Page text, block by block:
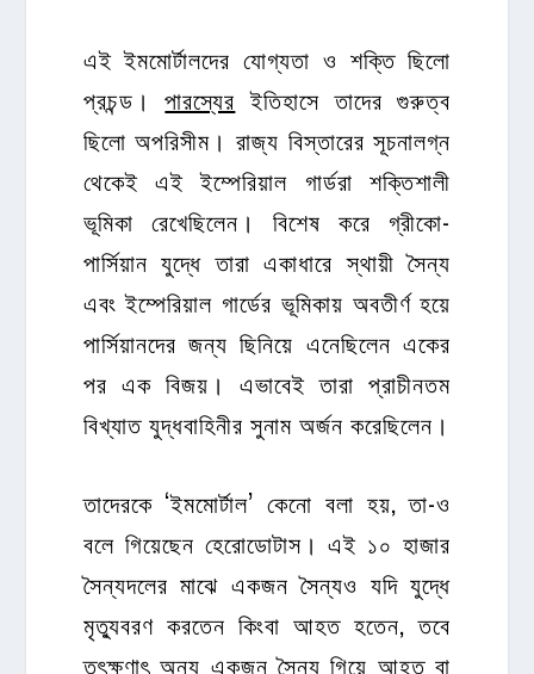
এই ইমমোর্টালদের যোগ্যতা ও শক্তি ছিলো
প্রচন্ড।পারস্যের ইতিহাসে তাদের গুরুত্ব
ছিলো অপরিসীম। রাজ্য বিস্তারের সূচনালগ্ন
থেকেই এই ইম্পেরিয়াল গার্ডরা শক্তিশালী
ভূমিকা রেখেছিলেন। বিশেষ করে গ্রীকো-
পার্সিয়ান যুদ্ধে তারা একাধারে স্থায়ী সৈন্য
এবং ইম্পেরিয়াল গার্ডের ভূমিকায় অবতীর্ণ হয়ে
পার্সিয়ানদের জন্য ছিনিয়ে এনেছিলেন একের
পর এক বিজয়। এভাবেই তারা প্রাচীনতম
বিখ্যাত যুদ্ধবাহিনীর সুনাম অর্জন করেছিলেন।
তাদেরকে ‘ইমমোর্টাল’ কেনো বলা হয়, তা-ও
বলে গিয়েছেন হেরোডোটাস। এই ১০ হাজার
সৈন্যদলের মাঝে একজন সৈন্যও যদি যুদ্ধে
মৃত্যুবরণ করতেন কিংবা আহত হতেন, তবে
তৎক্ষণাৎ অন্য একজন সৈন্য গিয়ে আহত বা